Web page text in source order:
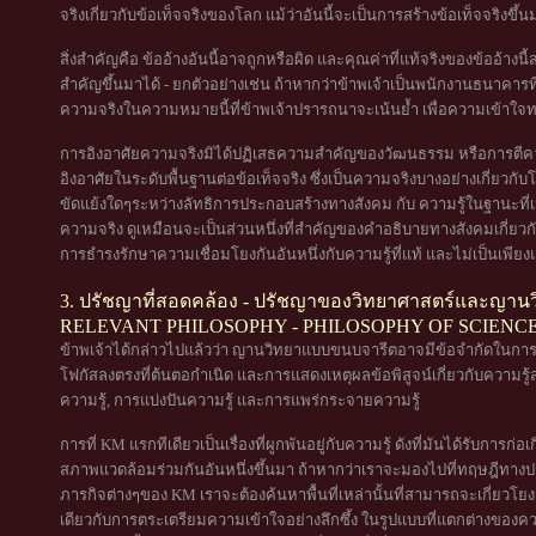
จริงเกี่ยวกับข้อเท็จจริงของโลก แม้ว่าอันนี้จะเป็นการสร้างข้อเท็จจริงขึ้
สิ่งสำคัญคือ ข้ออ้างอันนี้อาจถูกหรือผิด และคุณค่าที่แท้จริงของข้ออ้างนี้
สำคัญขึ้นมาได้ - ยกตัวอย่างเช่น ถ้าหากว่าข้าพเจ้าเป็นพนักงานธนาคา
ความจริงในความหมายนี้ที่ข้าพเจ้าปรารถนาจะเน้นย้ำ เพื่อความเข้าใจ
การอิงอาศัยความจริงมิได้ปฏิเสธความสำคัญของวัฒนธรรม หรือการตี
อิงอาศัยในระดับพื้นฐานต่อข้อเท็จจริง ซึ่งเป็นความจริงบางอย่างเกี่ยว
ขัดแย้งใดๆระหว่างลัทธิการประกอบสร้างทางสังคม กับ ความรู้ในฐานะ
ความจริง ดูเหมือนจะเป็นส่วนหนึ่งที่สำคัญของคำอธิบายทางสังคมเกี่ยว
การธำรงรักษาความเชื่อมโยงกันอันหนึ่งกับความรู้ที่แท้ และไม่เป็นเพีย
3. ปรัชญาที่สอดคล้อง - ปรัชญาของวิทยาศาสตร์และญาน
RELEVANT PHILOSOPHY - PHILOSOPHY OF
ข้าพเจ้าได้กล่าวไปแล้วว่า ญานวิทยาแบบขนบจารีตอาจมีข้อจำกัดในกา
โฟกัสลงตรงที่ต้นตอกำเนิด และการแสดงเหตุผลข้อพิสูจน์เกี่ยวกับความ
ความรู้, การแบ่งปันความรู้ และการแพร่กระจายความรู้
การที่ KM แรกทีเดียวเป็นเรื่องที่ผูกพันอยู่กับความรู้ ดังที่มันได้รับการก่อ
สภาพแวดล้อมร่วมกันอันหนึ่งขึ้นมา ถ้าหากว่าเราจะมองไปที่ทฤษฎีทาง
ภารกิจต่างๆของ KM เราจะต้องค้นหาพื้นที่เหล่านั้นที่สามารถจะเกี่ยวโ
เดียวกับการตระเตรียมความเข้าใจอย่างลึกซึ้ง ในรูปแบบที่แตกต่างขอ